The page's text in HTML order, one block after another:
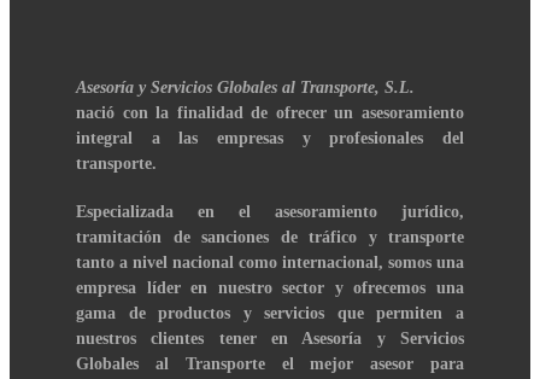
Asesoría y Servicios Globales al Transporte, S.L.
nació con la finalidad de ofrecer un asesoramiento
integral a las empresas y profesionales del
transporte.
Especializada en el asesoramiento jurídico,
tramitación de sanciones de tráfico y transporte
tanto a nivel nacional como internacional, somos una
empresa líder en nuestro sector y ofrecemos una
gama de productos y servicios que permiten a
nuestros clientes tener en Asesoría y Servicios
Globales al Transporte el mejor asesor para